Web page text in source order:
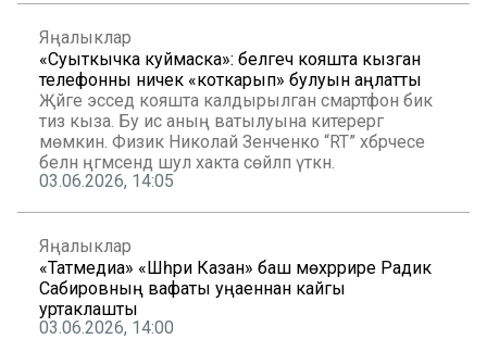
Яңалыклар
«Суыткычка куймаска»: белгеч кояшта кызган
телефонны ничек «коткарып» булуын аңлатты
Җәйге эсседә кояшта калдырылган смартфон бик
тиз кыза. Бу исә аның ватылуына китерергә
мөмкин. Физик Николай Зенченко “RT” хәбәрчесе
белән әңгәмәсендә шул хакта сөйләп үткән.
03.06.2026, 14:05
Яңалыклар
«Татмедиа» «Шәһри Казан» баш мөхәррире Радик
Сабировның вафаты уңаеннан кайгы
уртаклашты
03.06.2026, 14:00